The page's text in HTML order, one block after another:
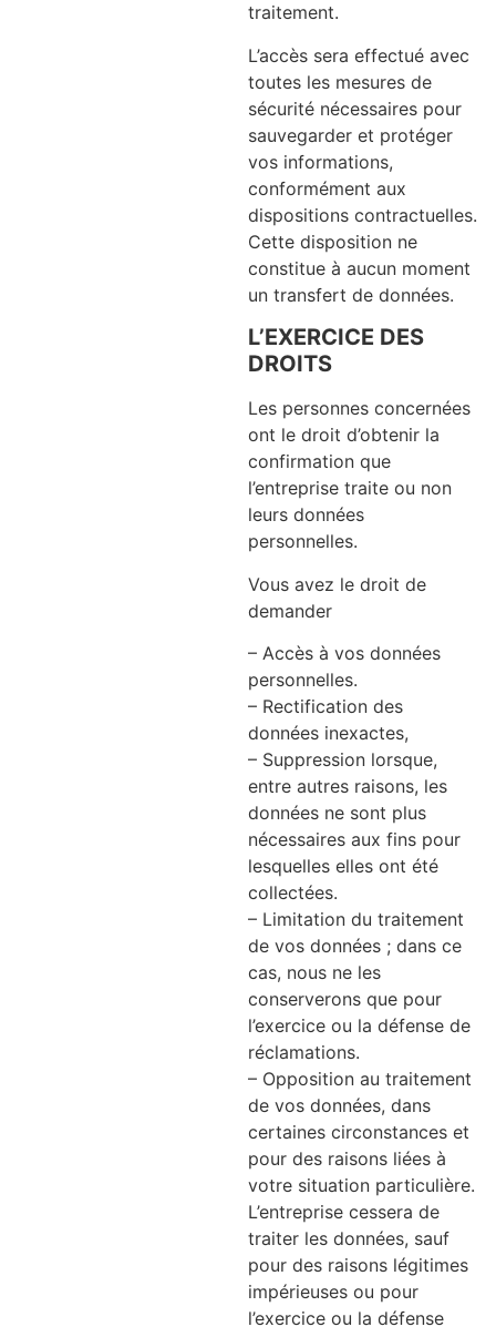
traitement.
L’accès sera effectué avec
toutes les mesures de
sécurité nécessaires pour
sauvegarder et protéger
vos informations,
conformément aux
dispositions contractuelles.
Cette disposition ne
constitue à aucun moment
un transfert de données.
L’EXERCICE DES
DROITS
Les personnes concernées
ont le droit d’obtenir la
confirmation que
l’entreprise traite ou non
leurs données
personnelles.
Vous avez le droit de
demander
– Accès à vos données
personnelles.
– Rectification des
données inexactes,
– Suppression lorsque,
entre autres raisons, les
données ne sont plus
nécessaires aux fins pour
lesquelles elles ont été
collectées.
– Limitation du traitement
de vos données ; dans ce
cas, nous ne les
conserverons que pour
l’exercice ou la défense de
réclamations.
– Opposition au traitement
de vos données, dans
certaines circonstances et
pour des raisons liées à
votre situation particulière.
L’entreprise cessera de
traiter les données, sauf
pour des raisons légitimes
impérieuses ou pour
l’exercice ou la défense